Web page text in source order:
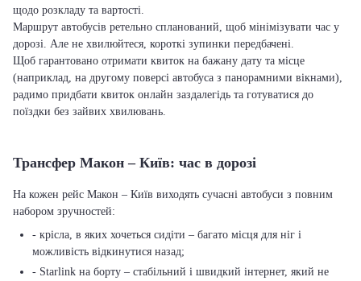
щодо розкладу та вартості.
Маршрут автобусів ретельно спланований, щоб мінімізувати час у
дорозі. Але не хвилюйтеся, короткі зупинки передбачені.
Щоб гарантовано отримати квиток на бажану дату та місце
(наприклад, на другому поверсі автобуса з панорамними вікнами),
радимо придбати квиток онлайн заздалегідь та готуватися до
поїздки без зайвих хвилювань.
Трансфер Макон – Київ: час в дорозі
На кожен рейс Макон – Київ виходять сучасні автобуси з повним
набором зручностей:
- крісла, в яких хочеться сидіти – багато місця для ніг і
можливість відкинутися назад;
- Starlink на борту – стабільний і швидкий інтернет, який не